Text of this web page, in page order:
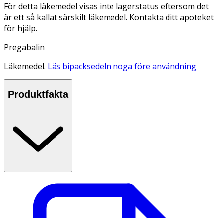
För detta läkemedel visas inte lagerstatus eftersom det
är ett så kallat särskilt läkemedel. Kontakta ditt apoteket
för hjälp.
Pregabalin
Läkemedel. Läs bipacksedeln noga före användning
Produktfakta